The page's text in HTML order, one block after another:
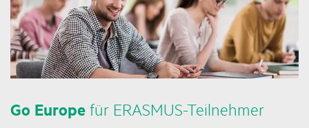
Go Europe für ERASMUS-Teil­nehmer